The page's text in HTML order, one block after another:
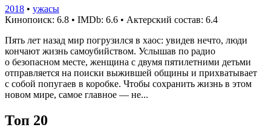
2018 • ужасы
Кинопоиск: 6.8 • IMDb: 6.6 • Актерский состав: 6.4
Пять лет назад мир погрузился в хаос: увидев нечто, люди
кончают жизнь самоубийством. Услышав по радио
о безопасном месте, женщина с двумя пятилетними детьми
отправляется на поиски выжившей общины и прихватывает
с собой попугаев в коробке. Чтобы сохранить жизнь в этом
новом мире, самое главное — не...
Топ 20